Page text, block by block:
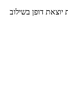
דופן בשילוב